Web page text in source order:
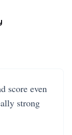
score even
strong